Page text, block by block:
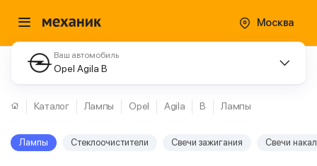
Москва
Ваш автомобиль
Opel Agila B
Каталог Лампы Opel Agila B Лампы
Лампы Стеклоочистители Свечи зажигания Свечи